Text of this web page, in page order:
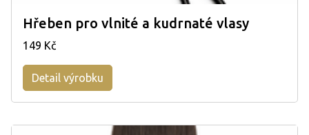
Hřeben pro vlnité a kudrnaté vlasy
149 Kč
Detail výrobku